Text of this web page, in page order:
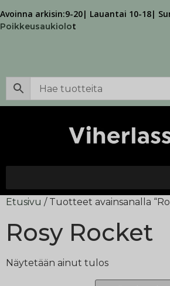
Avoinna arkisin:9-20| Lauantai 10-18|
Poikkeusaukiolot
Etusivu / Tuotteet avainsanalla
Rosy Rocket
Näytetään ainut tulos